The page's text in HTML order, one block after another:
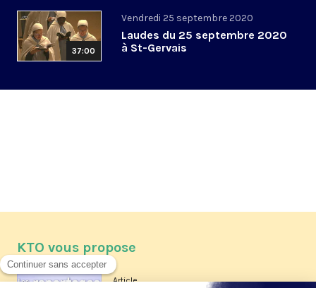
37:00
Vendredi 25 septembre 2020
Laudes du 25 septembre 2020
à St-Gervais
KTO vous propose
Article